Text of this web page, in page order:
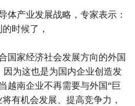
体产业发展战略，专家表示：
时候了，
国家经济社会发展方向的外国
因为这也是为国内企业创造发
越南企业不再需要与外国“巨
有机会发展、提高竞争力，